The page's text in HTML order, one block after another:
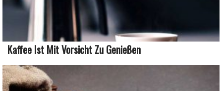
Kaffee Ist Mit Vorsicht Zu Genießen